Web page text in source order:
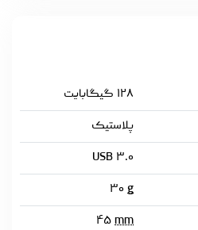
۱۲۸ گیگابایت
پلاستیک
USB ۳.۰
۳۰ g
۴۵ mm